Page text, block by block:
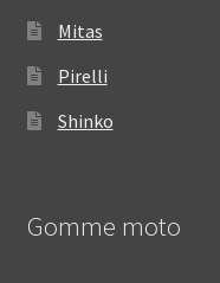
Mitas
Pirelli
Shinko
Gomme moto